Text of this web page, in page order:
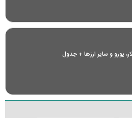
یورو و سایر ارز‌ها + جدول